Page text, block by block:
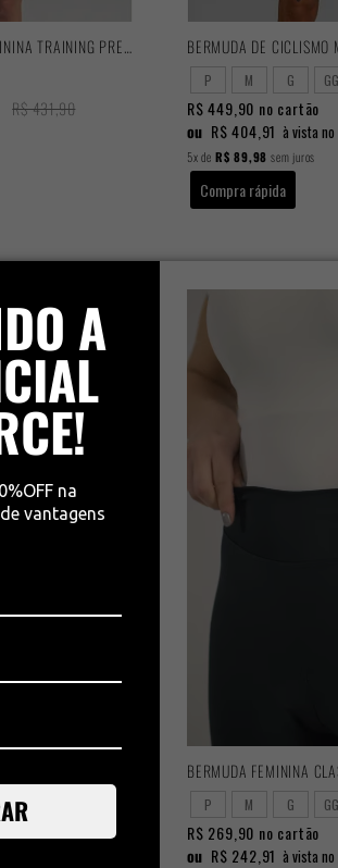
A
na
vantagens
BERMUDA DE CICLISMO FEMININA TRAINING PRETA 2025
R$ 431,90
P M G GG
R$ 449,90 no cartão
ou R$ 404,91 à vista
5xde R$ 89,98 sem juros
Compra rápida
3G
BERMUDA FEMININA
P M G GG
R$ 269,90 no cartão
ou R$ 242,91 à vista